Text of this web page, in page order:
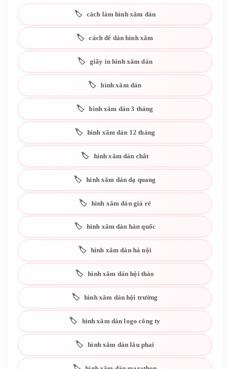
cách làm hình xăm dán
cách để dán hình xăm
giấy in hình xăm dán
hình xăm dán
hình xăm dán 3 tháng
hình xăm dán 12 tháng
hình xăm dán chất
hình xăm dán dạ quang
hình xăm dán giá rẻ
hình xăm dán hàn quốc
hình xăm dán hà nội
hình xăm dán hội thảo
hình xăm dán hội trường
hình xăm dán logo công ty
hình xăm dán lâu phai